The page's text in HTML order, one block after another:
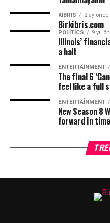
KIBRIS 2 ay önce
Birkibris.com
POLITICS 9 yıl
Illinois’
a halt
ENTERTAINMENT
The final 6
feel like a full
ENTERTAINMENT
New Season 8
forward in time